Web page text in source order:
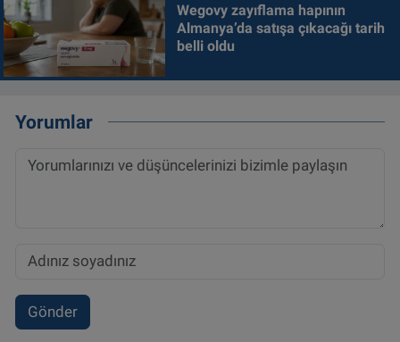
Wegovy zayıflama hapının
Almanya’da satışa çıkacağı tarih
belli oldu
Yorumlar
Gönder